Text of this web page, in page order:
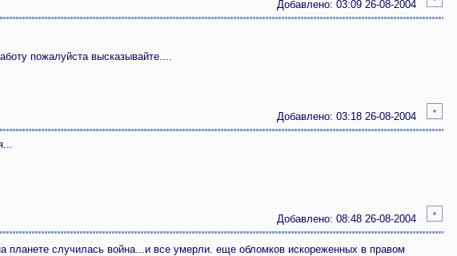
Добавлено: 03:09 26-08-2004
пожалуйста высказывайте....
Добавлено: 03:18 26-08-2004
Добавлено: 08:48 26-08-2004
планете случилась война...и все умерли. еще обломков искореженных в правом